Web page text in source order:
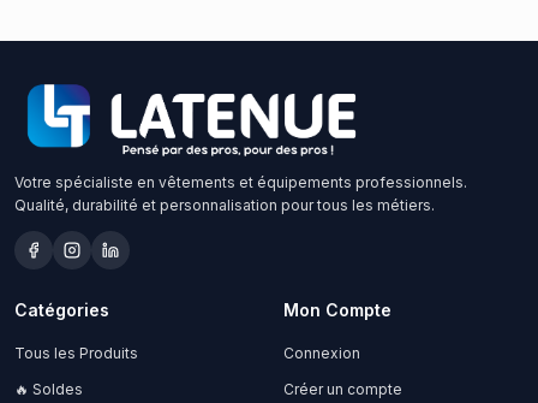
Votre spécialiste en vêtements et équipements professionnels.
Qualité, durabilité et personnalisation pour tous les métiers.
Catégories
Tous les Produits
🔥 Soldes
Mon Compte
Connexion
Créer un compte